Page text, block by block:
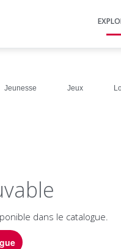
Jeunesse Jeux
dans le catalogue.